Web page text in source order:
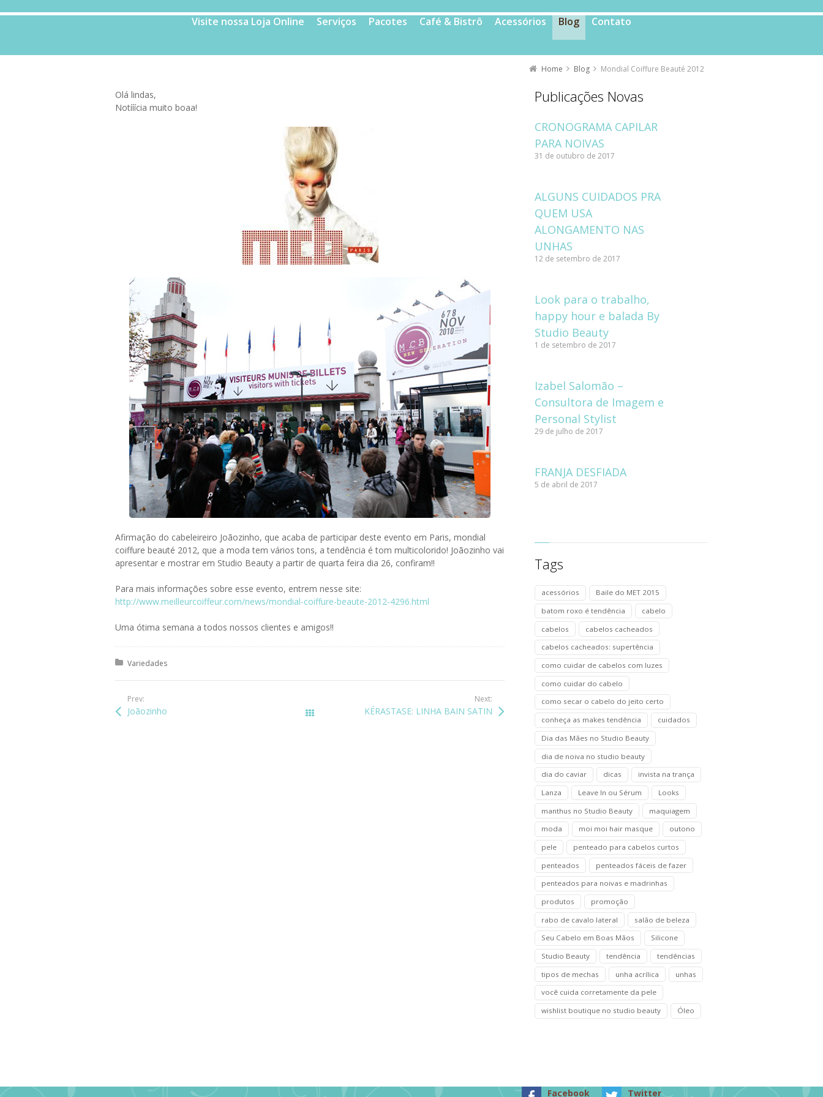
Visite nossa Loja Online Serviços Pacotes Café & Bistrô Acessórios Blog Contato
Home Blog Mondial Coiffure Beauté 2012
Olá lindas,
Notííícia muito boaa!
Afirmação do cabeleireiro Joãozinho, que acaba de participar deste evento em Paris, mondial
coiffure beauté 2012, que a moda tem vários tons, a tendência é tom multicolorido! Joãozinho vai
apresentar e mostrar em Studio Beauty a partir de quarta feira dia 26, confiram!!
Para mais informações sobre esse evento, entrem nesse site:
http://www.meilleurcoiffeur.com/news/mondial-coiffure-beaute-2012-4296.html
Uma ótima semana a todos nossos clientes e amigos!!
Posted in:
Variedades
Prev:
Joãozinho Todos os posts
Next:
KÉRASTASE: LINHA BAIN SATIN
Publicações Novas
CRONOGRAMA CAPILAR
PARA NOIVAS
31 de outubro de 2017
ALGUNS CUIDADOS PRA
QUEM USA
ALONGAMENTO NAS
UNHAS
12 de setembro de 2017
Look para o trabalho,
happy hour e balada By
Studio Beauty
1 de setembro de 2017
Izabel Salomão –
Consultora de Imagem e
Personal Stylist
29 de julho de 2017
FRANJA DESFIADA
5 de abril de 2017
Tags
acessórios
Baile do MET 2015
batom roxo é tendência
cabelo
cabelos
cabelos cacheados
cabelos cacheados: supertência
como cuidar de cabelos com luzes
como cuidar do cabelo
como secar o cabelo do jeito certo
conheça as makes tendência
cuidados
Dia das Mães no Studio Beauty
dia de noiva no studio beauty
dia do caviar
dicas
invista na trança
Lanza
Leave In ou Sérum
Looks
manthus no Studio Beauty
maquiagem
moda
moi moi hair masque
outono
pele
penteado para cabelos curtos
penteados
penteados fáceis de fazer
penteados para noivas e madrinhas
produtos
promoção
rabo de cavalo lateral
salão de beleza
Seu Cabelo em Boas Mãos
Silicone
Studio Beauty
tendência
tendências
tipos de mechas
unha acrílica
unhas
você cuida corretamente da pele
wishlist boutique no studio beauty
Óleo
Facebook Twitter